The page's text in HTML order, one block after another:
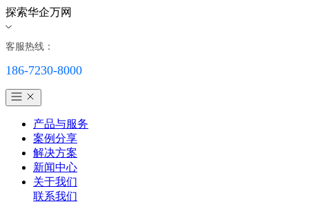
探索华企万网
客服热线：
186-7230-8000
产品与服务
案例分享
解决方案
新闻中心
关于我们
联系我们